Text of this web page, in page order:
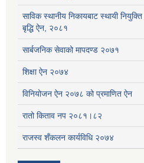
साविक स्थानीय निकायबाट स्थायी
बृद्धि ऐन, २०८१
सार्बजनिक सेवाको मापदण्ड २०७१
शिक्षा ऐन २०७४
विनियोजन ऐन २०७८ को प्रमाणित ऐन
रातो किताव नप २०८१।८२
राजस्व शँकलन कार्यविधि २०७४